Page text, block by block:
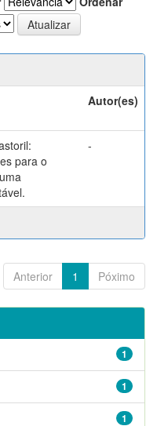
Autor(es)
para o
-
Anterior 1 Póximo
1
1
1